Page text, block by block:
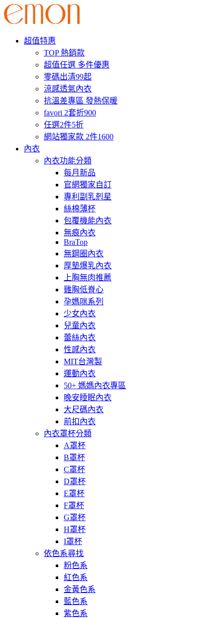
超值特惠
TOP 熱銷款
超值任選 多件優惠
零碼出清99起
涼感透氣內衣
抗溫差專區 發熱保暖
favori 2套折900
任選2件5折
網站獨家款 2件1600
內衣
內衣功能分類
每月新品
官網獨家自訂
專利副乳剋星
絲棉薄杯
包覆機能內衣
無痕內衣
BraTop
無鋼圈內衣
厚墊爆乳內衣
上胸無肉推薦
雞胸低脊心
孕媽咪系列
少女內衣
兒童內衣
蕾絲內衣
性感內衣
MIT台灣製
運動內衣
50+ 媽媽內衣專區
晚安睡眠內衣
大尺碼內衣
前扣內衣
內衣罩杯分類
A罩杯
B罩杯
C罩杯
D罩杯
E罩杯
F罩杯
G罩杯
H罩杯
I罩杯
依色系尋找
粉色系
紅色系
金黃色系
藍色系
紫色系